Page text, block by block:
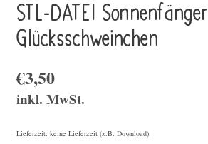
STL-DATEI Sonnenfänger
Glücksschweinchen
€3,50
inkl. MwSt.
Lieferzeit: keine Lieferzeit (z.B. Download)